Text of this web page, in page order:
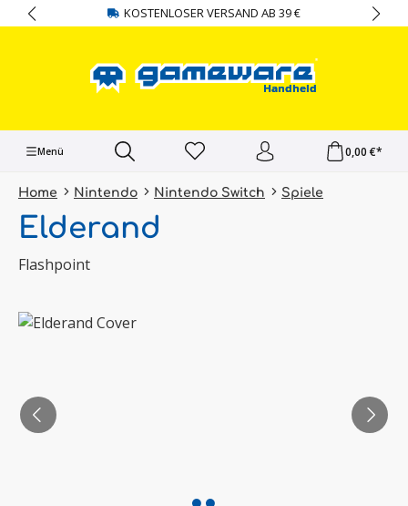
springen KOSTENLOSER VERSAND AB 39 €
Menü 0,00 €*
Home Nintendo Nintendo Switch Spiele
Elderand
Flashpoint
Bildergalerie überspringen